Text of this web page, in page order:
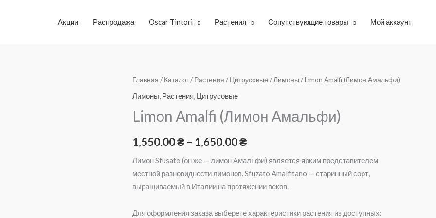
Акции Распродажа Oscar Tintori Растения Сопутствующие товары Мой аккаунт
Главная / Каталог/ Растения / Цитрусовые / Лимоны / Limon Amalfi (Лимон Амальфи)
Лимоны, Растения, Цитрусовые
Limon Amalfi (Лимон Амальфи)
1,550.00₴ – 1,650.00₴
Диапазон
1,550.00 ₴
–
1,650.00 ₴
Лимон Sfusato (он же — лимон Амальфи) является ярким представителем
местной разновидности лимонов. Sfuzato Amalfitano — старинный сорт,
выращиваемый в Италии на протяжении веков.
Для оформления заказа выберете характеристики растения из доступных:
Количество
товара
Amalfi
Амальфи)